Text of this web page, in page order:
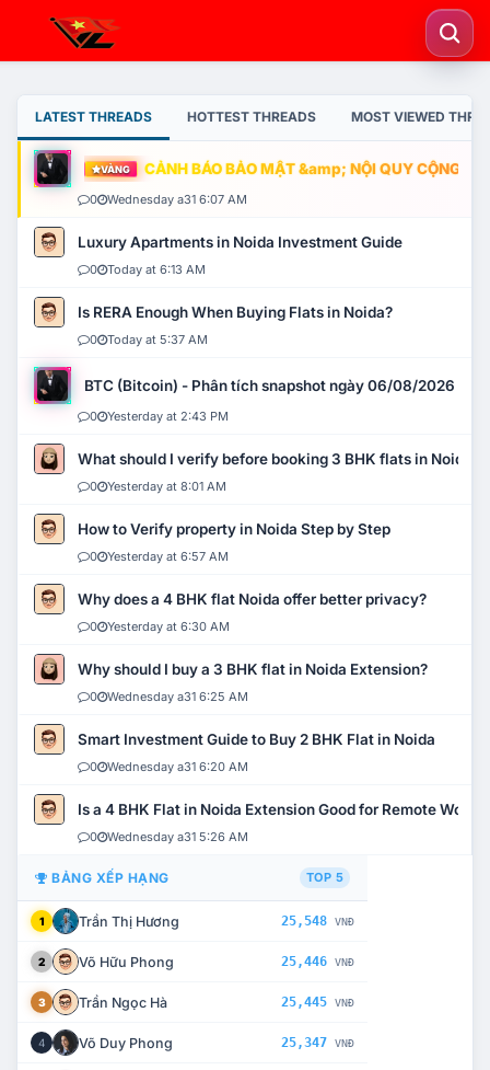
LATEST THREADS HOTTEST THREADS MOST VIEWED
VÀNG CẢNH BÁO BẢO MẬT &amp; NỘI QUY CỘNG
0 Wednesday a31 6:07 AM
Luxury Apartments in Noida Investment Guide
0 Today at 6:13 AM
Is RERA Enough When Buying Flats in Noida?
0 Today at 5:37 AM
BTC (Bitcoin) - Phân tích snapshot ngày 06/08/2026
0 Yesterday at 2:43 PM
What should I verify before booking 3 BHK flats in Noida?
0 Yesterday at 8:01 AM
How to Verify property in Noida Step by Step
0 Yesterday at 6:57 AM
Why does a 4 BHK flat Noida offer better privacy?
0 Yesterday at 6:30 AM
Why should I buy a 3 BHK flat in Noida Extension?
0 Wednesday a31 6:25 AM
Smart Investment Guide to Buy 2 BHK Flat in Noida
0 Wednesday a31 6:20 AM
Is a 4 BHK Flat in Noida Extension Good for Remote Work?
0 Wednesday a31 5:26 AM
BẢNG XẾP HẠNG TOP 5
1 Trần Thị Hương 25,548 VNĐ
2 Võ Hữu Phong 25,446 VNĐ
3 Trần Ngọc Hà 25,445 VNĐ
4 Võ Duy Phong 25,347 VNĐ